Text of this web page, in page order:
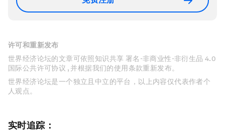
许可和重新发布
世界经济论坛的文章可依照知识共享 署名-非商业性-非衍生品 4.0
国际公共许可协议 , 并根据我们的使用条款重新发布。
世界经济论坛是一个独立且中立的平台，以上内容仅代表作者个
人观点。
实时追踪：